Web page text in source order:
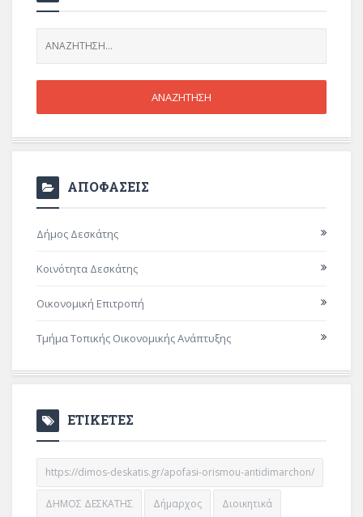
ΑΠΟΦΑΣΕΙΣ
Δήμος Δεσκάτης
Κοινότητα Δεσκάτης
Οικονομική Επιτροπή
Τμήμα Τοπικής Οικονομικής Ανάπτυξης
ΕΤΙΚΕΤΕΣ
https://dimos-deskatis.gr/apofasi-orismou-antidimarchon/
ΔΗΜΟΣ ΔΕΣΚΑΤΗΣ Δήμαρχος Διοικητικά